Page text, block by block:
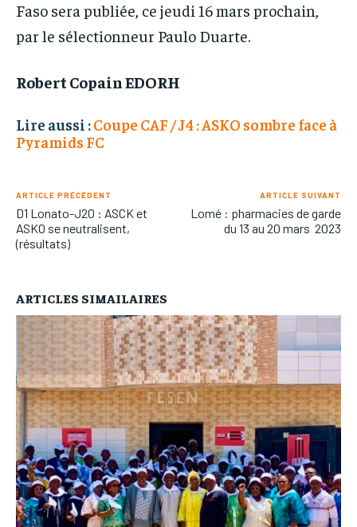
Faso sera publiée, ce jeudi 16 mars prochain,
par le sélectionneur Paulo Duarte.
Robert Copain EDORH
Lire aussi :Coupe CAF / J4 : ASKO sombre face à
Pyramids FC
ARTICLE PRÉCÉDENT
D1 Lonato-J20 : ASCK et
ASKO se neutralisent,
(résultats)
ARTICLE SUIVANT
Lomé : pharmacies de garde
du 13 au 20 mars 2023
ARTICLES SIMAILAIRES